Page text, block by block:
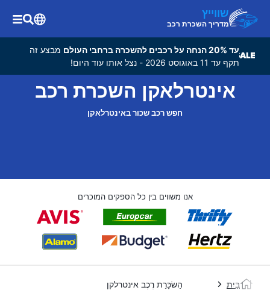
שווייץ
מדריך השכרת רכב
עד 20% הנחה על רכבים להשכרה ברחבי העולם
מבצע זה
תקף עד 11 באוגוסט 2026 - נצל אותו עוד היום!
אינטרלאקן השכרת רכב
חפש רכב שכור באינטרלאקן
אנו משווים בין כל הספקים המוכרים
בַּיִת הַשׂכָּרַת רֶכֶב אינטרלקן